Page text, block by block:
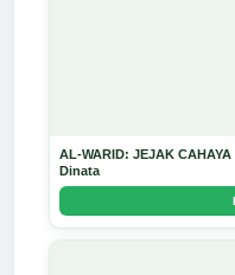
AL-WARID: JEJAK
Dinata